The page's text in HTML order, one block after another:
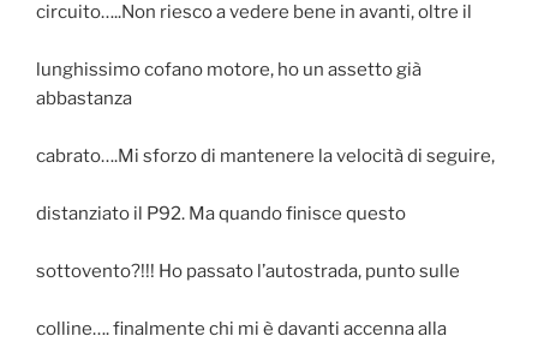
circuito…..Non riesco a vedere bene in avanti, oltre il
lunghissimo cofano motore, ho un assetto già
abbastanza
cabrato….Mi sforzo di mantenere la velocità di seguire,
distanziato il P92. Ma quando finisce questo
sottovento?!!! Ho passato l’autostrada, punto sulle
colline…. finalmente chi mi è davanti accenna alla